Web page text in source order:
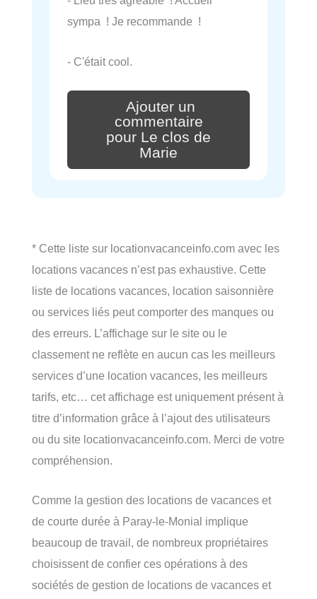
sympa ! Je recommande !
- C'était cool.
Ajouter un
commentaire
pour Le clos de
Marie
* Cette liste sur locationvacanceinfo.com avec les
locations vacances n’est pas exhaustive. Cette
liste de locations vacances, location saisonnière
ou services liés peut comporter des manques ou
des erreurs. L’affichage sur le site ou le
classement ne reflète en aucun cas les meilleurs
services d’une location vacances, les meilleurs
tarifs, etc… cet affichage est uniquement présent à
titre d’information grâce à l’ajout des utilisateurs
ou du site locationvacanceinfo.com. Merci de votre
compréhension.
Comme la gestion des locations de vacances et
de courte durée à Paray-le-Monial implique
beaucoup de travail, de nombreux propriétaires
choisissent de confier ces opérations à des
sociétés de gestion de locations de vacances et